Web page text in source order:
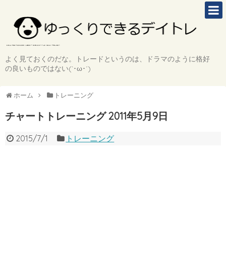
よく見ておくのだな。トレードというのは、ドラマのように格好
の良いものではない(`･ω･´)
ホーム トレーニング
チャートトレーニング 2011年5月9日
2015/7/1 トレーニング